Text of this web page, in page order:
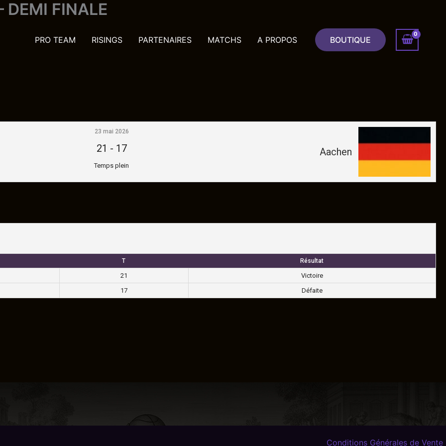
PRO TEAM
RISINGS PARTENAIRES MATCHS A PROPOS BOUTIQUE
DEMI FINALE
Aachen
23 mai 2026
21 - 17
Temps plein
T Résultat
21
Victoire
17 Défaite
Conditions Générales de Vente